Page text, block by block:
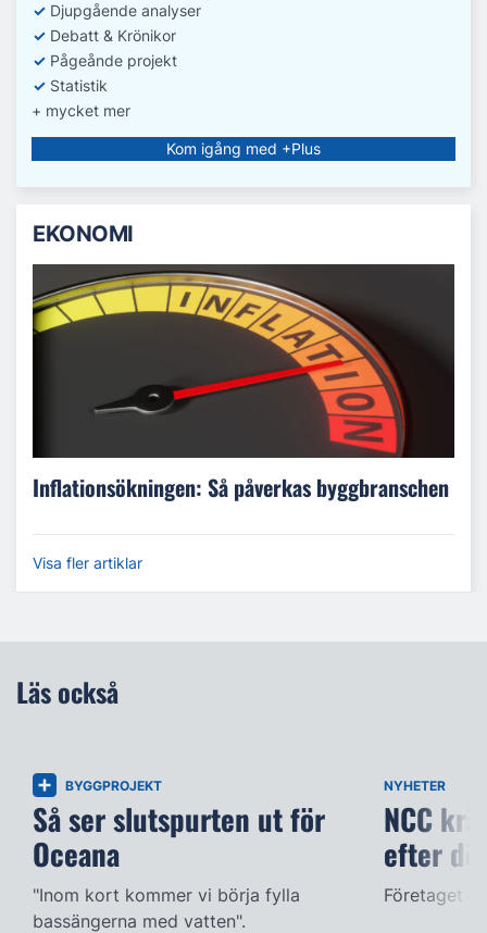
✓ Djupgående analyser
✓ Debatt & Krönikor
✓ Pågeånde projekt
✓ Statistik
+ mycket mer
Kom igång med +Plus
EKONOMI
Inflationsökningen: Så påverkas byggbranschen
Visa fler artiklar
Läs också
BYGGPROJEKT
Så ser slutspurten ut för
Oceana
"Inom kort kommer vi börja fylla
bassängerna med vatten".
NYHETER
NCC
efter
Företaget